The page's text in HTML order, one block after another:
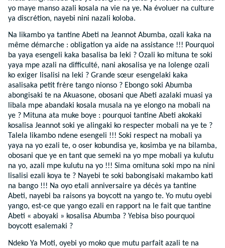
yo maye manso azali kosala na vie na ye. Na évoluer na culture
ya discrétion, nayebi nini nazali koloba.
Na likambo ya tantine Abeti na Jeannot Abumba, ozali kaka na
même démarche : obligation ya aide na assistance !!! Pourquoi
ba yaya esengeli kaka basalisa ba leki ? Ozali ko mituna te soki
yaya mpe azali na difficulté, nani akosalisa ye na lolenge ozali
ko exiger lisalisi na leki ? Grande sœur esengelaki kaka
asalisaka petit frère tango nionso ? Ebongo soki Abumba
abongisaki te na Akuasone, obosani que Abeti azalaki muasi ya
libala mpe abandaki kosala musala na ye elongo na mobali na
ye ? Mituna ata muke boye : pourquoi tantine Abeti akokaki
kosalisa Jeannot soki ye alingaki ko respecter mobali na ye te ?
Talela likambo ndene esengeli !!! Soki respect na mobali ya
yaya na yo ezali te, o oser kobundisa ye, kosimba ye na bilamba,
obosani que ye en tant que semeki na yo mpe mobali ya kulutu
na yo, azali mpe kulutu na yo !!! Sima omituna soki mpo na nini
lisalisi ezali koya te ? Nayebi te soki babongisaki makambo kati
na bango !!! Na oyo etali anniversaire ya décès ya tantine
Abeti, nayebi ba raisons ya boycott na yango te. Yo mutu oyebi
yango, est-ce que yango ezali en rapport na le fait que tantine
Abeti « aboyaki » kosalisa Abumba ? Yebisa biso pourquoi
boycott esalemaki ?
Ndeko Ya Moti, oyebi yo moko que mutu parfait azali te na